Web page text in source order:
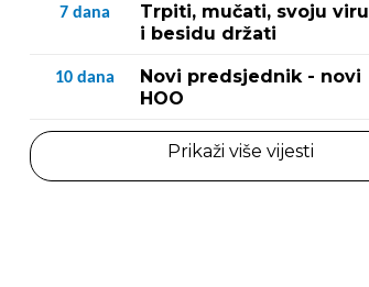
7 dana
Trpiti, mučati, svoju viru
i besidu držati
10 dana
Novi predsjednik - novi
HOO
Prikaži više vijesti